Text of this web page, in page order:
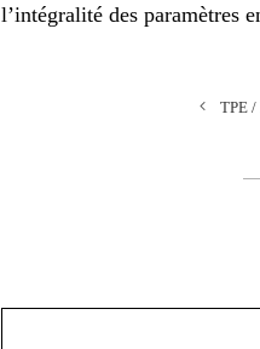
l’intégralité des paramètres
TPE